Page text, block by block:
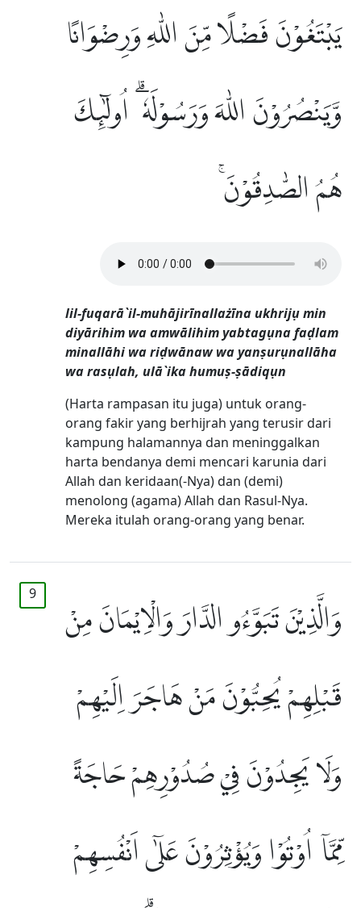
يَبْتَغُوْنَ فَضْلًا مِّنَ اللّٰهِ وَرِضْوَانًا
وَّيَنْصُرُوْنَ اللّٰهَ وَرَسُوْلَهٗ ۗ اُولٰۤىِٕكَ
هُمُ الصّٰدِقُوْنَۚ
lil-fuqarā`il-muhājirīnallażīna ukhrijụ min
diyārihim wa amwālihim yabtagụna faḍlam
minallāhi wa riḍwānaw wa yanṣurụnallāha
wa rasụlah, ulā`ika humuṣ-ṣādiqụn
(Harta rampasan itu juga) untuk orang-
orang fakir yang berhijrah yang terusir dari
kampung halamannya dan meninggalkan
harta bendanya demi mencari karunia dari
Allah dan keridaan(-Nya) dan (demi)
menolong (agama) Allah dan Rasul-Nya.
Mereka itulah orang-orang yang benar.
9
وَالَّذِيْنَ تَبَوَّءُو الدَّارَ وَالْاِيْمَانَ مِنْ
قَبْلِهِمْ يُحِبُّوْنَ مَنْ هَاجَرَ اِلَيْهِمْ
وَلَا يَجِدُوْنَ فِيْ صُدُوْرِهِمْ حَاجَةً
مِّمَّآ اُوْتُوْا وَيُؤْثِرُوْنَ عَلٰٓى اَنْفُسِهِمْ